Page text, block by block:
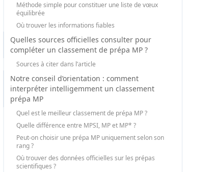
Méthode simple pour constituer une liste de vœux
équilibrée
Où trouver les informations fiables
Quelles sources officielles consulter pour
compléter un classement de prépa MP ?
Sources à citer dans l’article
Notre conseil d’orientation : comment
interpréter intelligemment un classement
prépa MP
Quel est le meilleur classement de prépa MP ?
Quelle différence entre MPSI, MP et MP* ?
Peut-on choisir une prépa MP uniquement selon son
rang ?
Où trouver des données officielles sur les prépas
scientifiques ?